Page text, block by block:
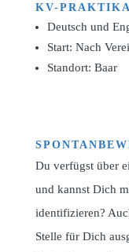
KV-
Deutsch und
Start: Nach
Standort: Baar
Du verfügst über
und kannst Dich
identifizieren?
Stelle für Dich